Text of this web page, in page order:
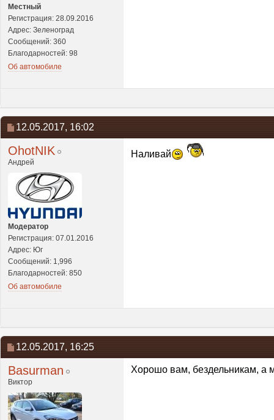
Местный
Регистрация: 28.09.2016
Адрес: Зеленоград
Сообщений: 360
Благодарностей: 98
Об автомобиле
12.05.2017, 16:02
OhotNIK
Андрей
Модератор
Регистрация: 07.01.2016
Адрес: Юг
Сообщений: 1,996
Благодарностей: 850
Об автомобиле
Наливай
12.05.2017, 16:25
Basurman
Виктор
Хорошо вам, бездельникам, а